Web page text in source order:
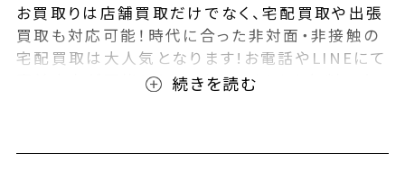
お買取りは店舗買取だけでなく、宅配買取や出張
買取も対応可能！時代に合った非対面・非接触の
宅配買取は大人気となります!お電話やLINEにて
事前査定が可能となっております！また無料の宅